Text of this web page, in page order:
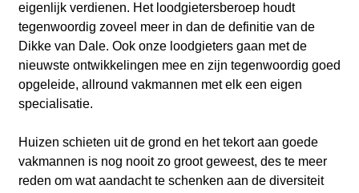
eigenlijk verdienen. Het loodgietersberoep houdt
tegenwoordig zoveel meer in dan de definitie van de
Dikke van Dale. Ook onze loodgieters gaan met de
nieuwste ontwikkelingen mee en zijn tegenwoordig goed
opgeleide, allround vakmannen met elk een eigen
specialisatie.
Huizen schieten uit de grond en het tekort aan goede
vakmannen is nog nooit zo groot geweest, des te meer
reden om wat aandacht te schenken aan de diversiteit